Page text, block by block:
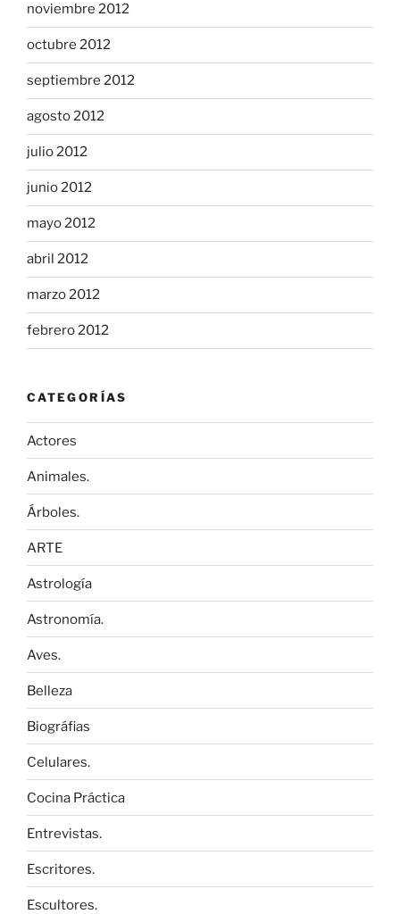
noviembre 2012
octubre 2012
septiembre 2012
agosto 2012
julio 2012
junio 2012
mayo 2012
abril 2012
marzo 2012
febrero 2012
CATEGORÍAS
Actores
Animales.
Árboles.
ARTE
Astrología
Astronomía.
Aves.
Belleza
Biográfias
Celulares.
Cocina Práctica
Entrevistas.
Escritores.
Escultores.